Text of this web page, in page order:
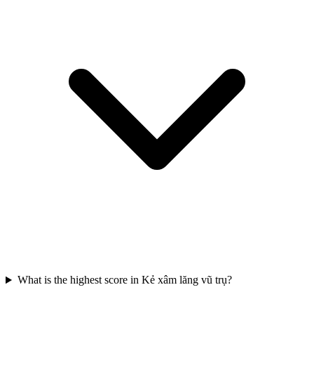
What is the highest score in Kẻ xâm lăng vũ trụ?